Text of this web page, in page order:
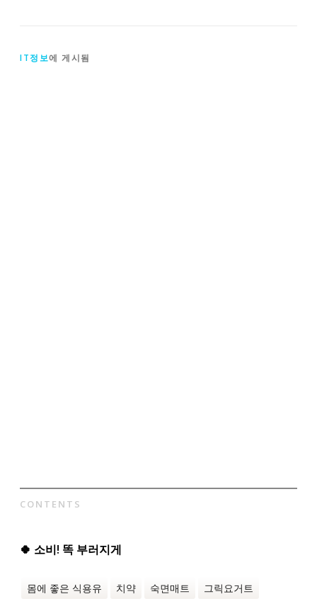
IT정보에 게시됨
CONTENTS
🍀 소비! 똑 부러지게
몸에 좋은 식용유 치약 숙면매트 그릭요거트